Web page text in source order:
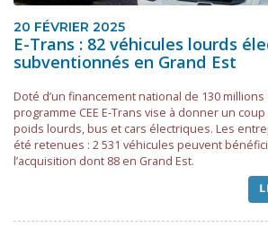
20 FÉVRIER 2025
E-Trans : 82 véhicules lourds
subventionnés en Grand Est
Doté d’un financement national de 130 millions
programme CEE E-Trans vise à donner un
poids lourds, bus et cars électriques. Les
été retenues : 2 531 véhicules peuvent
l’acquisition dont 88 en Grand Est.